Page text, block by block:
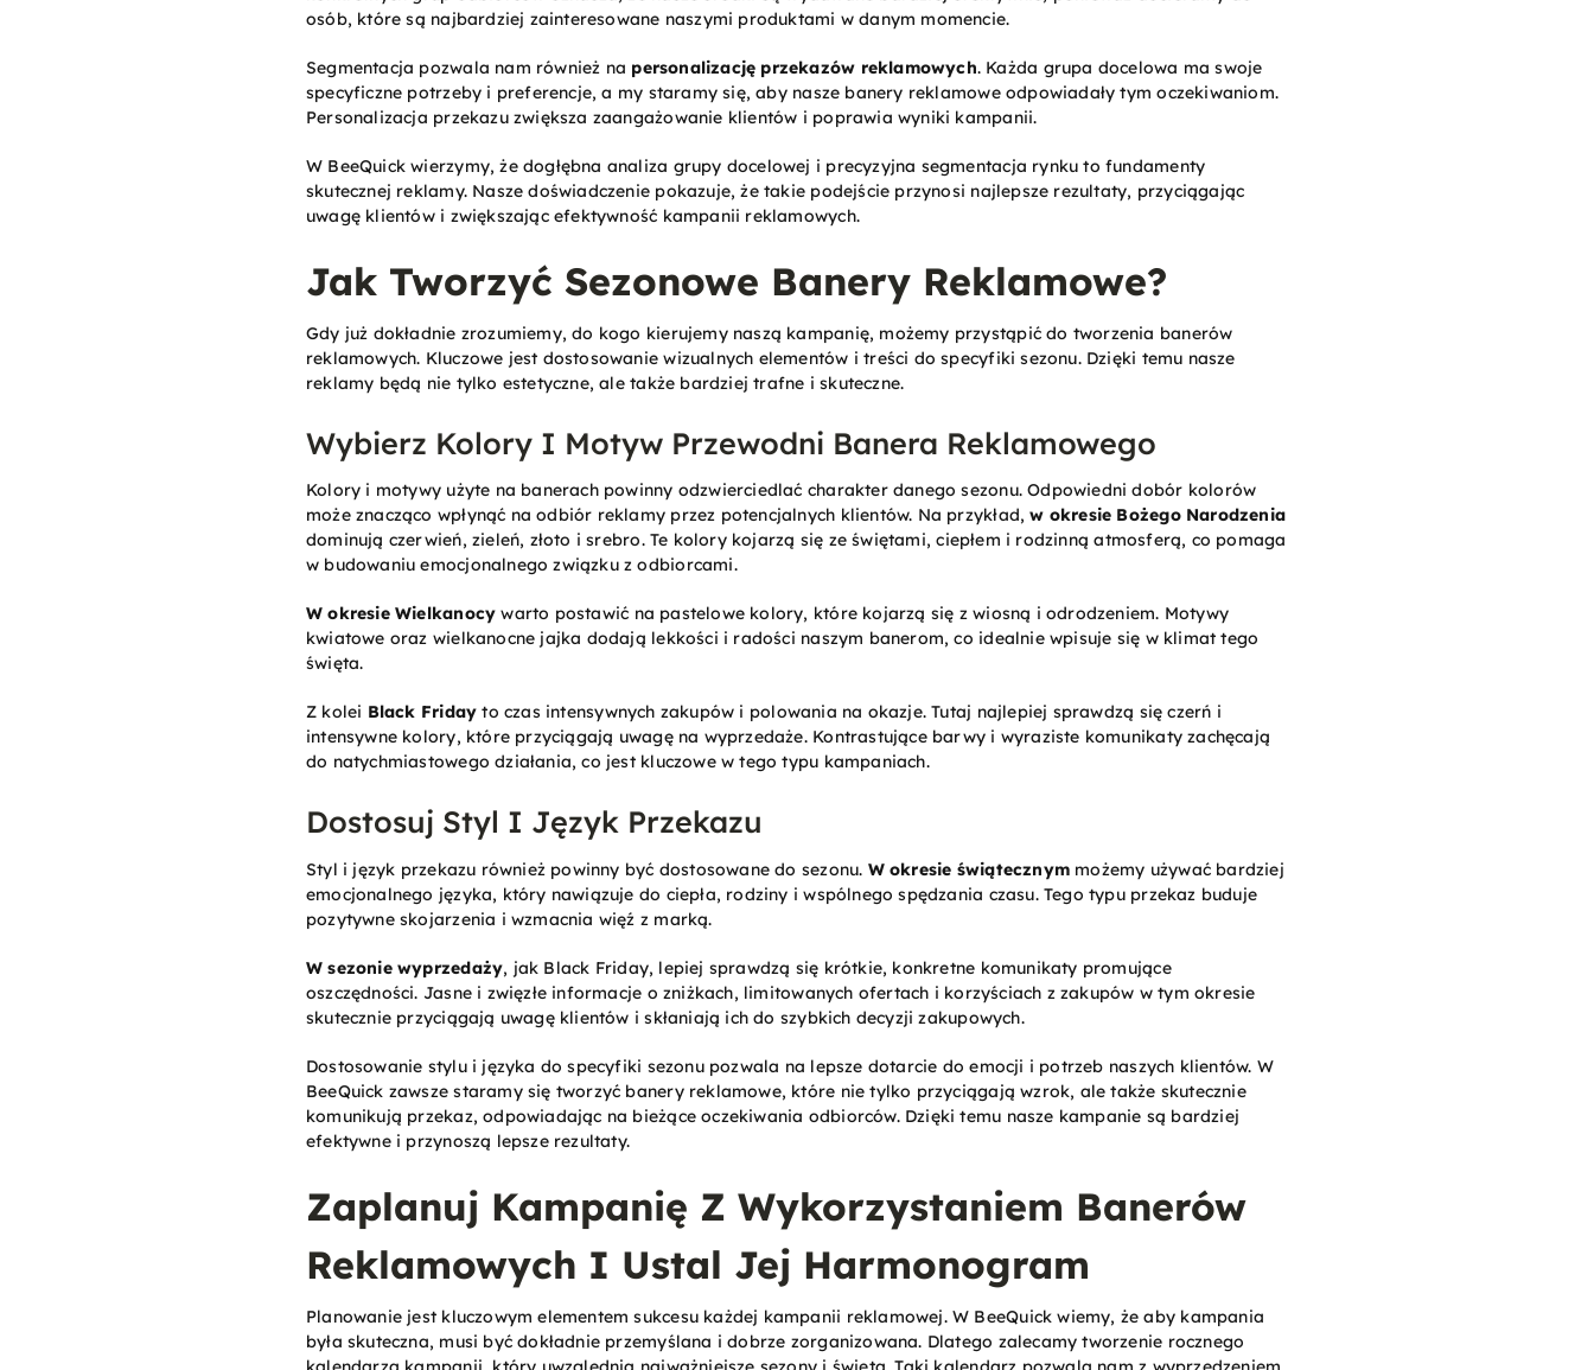
osób, które są najbardziej zainteresowane naszymi produktami w danym momencie.
Segmentacja pozwala nam również na personalizację przekazów reklamowych. Każda grupa docelowa ma swoje
specyficzne potrzeby i preferencje, a my staramy się, aby nasze banery reklamowe odpowiadały tym oczekiwaniom.
Personalizacja przekazu zwiększa zaangażowanie klientów i poprawia wyniki kampanii.
W BeeQuick wierzymy, że dogłębna analiza grupy docelowej i precyzyjna segmentacja rynku to fundamenty
skutecznej reklamy. Nasze doświadczenie pokazuje, że takie podejście przynosi najlepsze rezultaty, przyciągając
uwagę klientów i zwiększając efektywność kampanii reklamowych.
Jak Tworzyć Sezonowe Banery Reklamowe?
Gdy już dokładnie zrozumiemy, do kogo kierujemy naszą kampanię, możemy przystąpić do tworzenia banerów
reklamowych. Kluczowe jest dostosowanie wizualnych elementów i treści do specyfiki sezonu. Dzięki temu nasze
reklamy będą nie tylko estetyczne, ale także bardziej trafne i skuteczne.
Wybierz Kolory I Motyw Przewodni Banera Reklamowego
Kolory i motywy użyte na banerach powinny odzwierciedlać charakter danego sezonu. Odpowiedni dobór kolorów
może znacząco wpłynąć na odbiór reklamy przez potencjalnych klientów. Na przykład,w okresie Bożego Narodzenia
dominują czerwień, zieleń, złoto i srebro. Te kolory kojarzą się ze świętami, ciepłem i rodzinną atmosferą, co pomaga
w budowaniu emocjonalnego związku z odbiorcami.
W okresie Wielkanocy warto postawić na pastelowe kolory, które kojarzą się z wiosną i odrodzeniem. Motywy
kwiatowe oraz wielkanocne jajka dodają lekkości i radości naszym banerom, co idealnie wpisuje się w klimat tego
święta.
Z kolei Black Friday to czas intensywnych zakupów i polowania na okazje. Tutaj najlepiej sprawdzą się czerń i
intensywne kolory, które przyciągają uwagę na wyprzedaże. Kontrastujące barwy i wyraziste komunikaty zachęcają
do natychmiastowego działania, co jest kluczowe w tego typu kampaniach.
Dostosuj Styl I Język Przekazu
Styl i język przekazu również powinny być dostosowane do sezonu. W okresie świątecznym możemy używać bardziej
emocjonalnego języka, który nawiązuje do ciepła, rodziny i wspólnego spędzania czasu. Tego typu przekaz buduje
pozytywne skojarzenia i wzmacnia więź z marką.
W sezonie wyprzedaży, jak Black Friday, lepiej sprawdzą się krótkie, konkretne komunikaty promujące
oszczędności. Jasne i zwięzłe informacje o zniżkach, limitowanych ofertach i korzyściach z zakupów w tym okresie
skutecznie przyciągają uwagę klientów i skłaniają ich do szybkich decyzji zakupowych.
Dostosowanie stylu i języka do specyfiki sezonu pozwala na lepsze dotarcie do emocji i potrzeb naszych klientów. W
BeeQuick zawsze staramy się tworzyć banery reklamowe, które nie tylko przyciągają wzrok, ale także skutecznie
komunikują przekaz, odpowiadając na bieżące oczekiwania odbiorców. Dzięki temu nasze kampanie są bardziej
efektywne i przynoszą lepsze rezultaty.
Zaplanuj Kampanię Z Wykorzystaniem Banerów
Reklamowych I Ustal Jej Harmonogram
Planowanie jest kluczowym elementem sukcesu każdej kampanii reklamowej. W BeeQuick wiemy, że aby kampania
była skuteczna, musi być dokładnie przemyślana i dobrze zorganizowana. Dlatego zalecamy tworzenie rocznego